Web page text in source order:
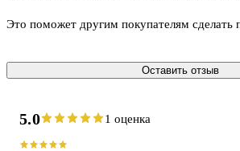
Это поможет другим покупателям сделать
Оставить отзыв
5.0 1 оценка